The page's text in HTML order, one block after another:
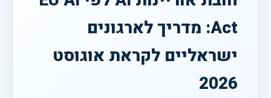
Act: מדריך לארגונים
ישראליים לקראת אוגוסט
2026